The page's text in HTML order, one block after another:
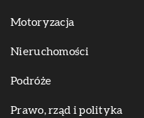
Motoryzacja
Nieruchomości
Podróże
Prawo, rząd i polityka